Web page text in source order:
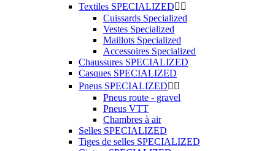
Textiles SPECIALIZED 
Cuissards Specialized
Vestes Specialized
Maillots Specialized
Accessoires Specialized
Chaussures SPECIALIZED
Casques SPECIALIZED
Pneus SPECIALIZED 
Pneus route - gravel
Pneus VTT
Chambres à air
Selles SPECIALIZED
Tiges de selles SPECIALIZED